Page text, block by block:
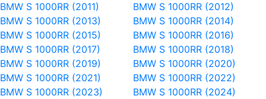
BMW S 1000RR (2011)
BMW S 1000RR (2012)
BMW S 1000RR (2013)
BMW S 1000RR (2014)
BMW S 1000RR (2015)
BMW S 1000RR (2016)
BMW S 1000RR (2017)
BMW S 1000RR (2018)
BMW S 1000RR (2019)
BMW S 1000RR (2020)
BMW S 1000RR (2021)
BMW S 1000RR (2022)
BMW S 1000RR (2023)
BMW S 1000RR (2024)